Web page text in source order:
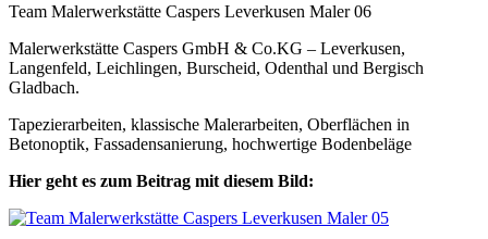
Team Malerwerkstätte Caspers Leverkusen Maler 06
Malerwerkstätte Caspers GmbH & Co.KG – Leverkusen,
Langenfeld, Leichlingen, Burscheid, Odenthal und Bergisch
Gladbach.
Tapezierarbeiten, klassische Malerarbeiten, Oberflächen in
Betonoptik, Fassadensanierung, hochwertige Bodenbeläge
Hier geht es zum Beitrag mit diesem Bild: